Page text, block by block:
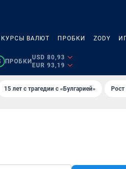
КУРСЫ ВАЛЮТ ПРОБКИ ZODY
ПРОБКИ
USD 80,93
EUR 93,19
15 лет с трагедии с «Булгарией»